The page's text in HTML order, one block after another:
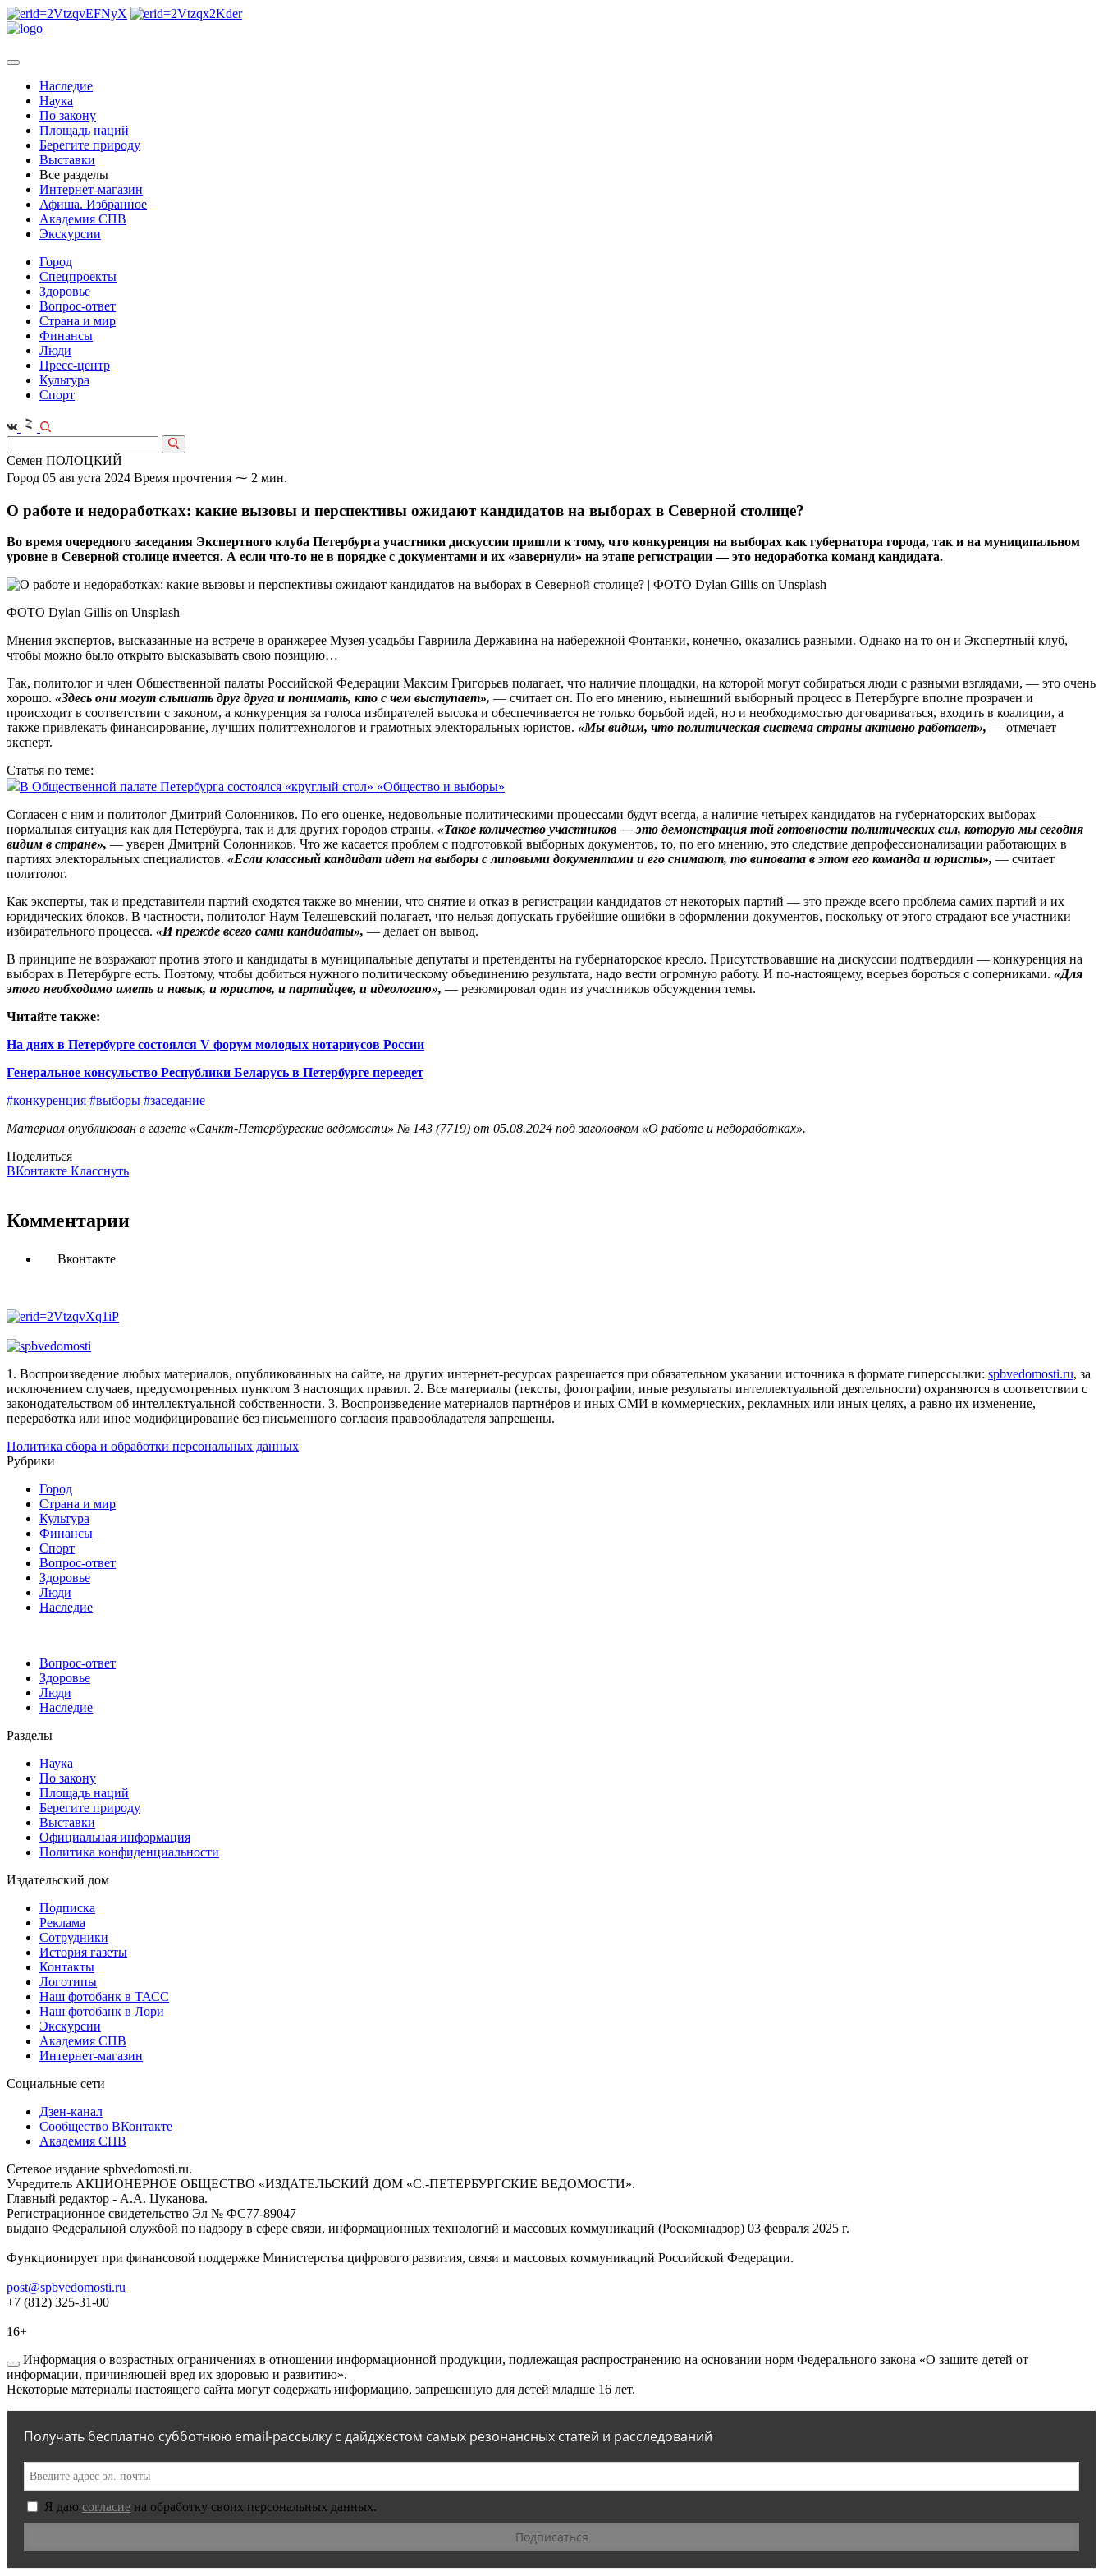
Наследие
Наука
По закону
Площадь наций
Берегите природу
Выставки
Все разделы
Интернет-магазин
Афиша. Избранное
Академия СПВ
Экскурсии
Город
Спецпроекты
Здоровье
Вопрос-ответ
Страна и мир
Финансы
Люди
Пресс-центр
Культура
Спорт
Семен ПОЛОЦКИЙ
Город 05 августа 2024 Время прочтения ⁓ 2 мин.
О работе и недоработках: какие вызовы и перспективы ожидают кандидатов на выборах в Северной столице?
Во время очередного заседания Экспертного клуба Петербурга участники дискуссии пришли к тому, что конкуренция на выборах как губернатора города, так и на муниципальном
уровне в Северной столице имеется. А если что‑то не в порядке с документами и их «завернули» на этапе регистрации — это недоработка команд кандидата.
ФОТО Dylan Gillis on Unsplash
Мнения экспертов, высказанные на встрече в оранжерее Музея-­усадьбы Гавриила Державина на набережной Фонтанки, конечно, оказались разными. Однако на то он и Экспертный клуб,
чтобы можно было открыто высказывать свою позицию…
Так, политолог и член Общественной палаты Российской Федерации Максим Григорьев полагает, что наличие площадки, на которой могут собираться люди с разными взглядами, — это очень
хорошо. «Здесь они могут слышать друг друга и понимать, кто с чем выступает», — считает он. По его мнению, нынешний выборный процесс в Петербурге вполне прозрачен и
происходит в соответствии с законом, а конкуренция за голоса избирателей высока и обеспечивается не только борьбой идей, но и необходимостью договариваться, входить в коалиции, а
также привлекать финансирование, лучших политтехнологов и грамотных электоральных юристов. «Мы видим, что политическая система страны активно работает», — отмечает
эксперт.
Статья по теме:
В Общественной палате Петербурга состоялся «круглый стол» «Общество и выборы»
Согласен с ним и политолог Дмит­рий Солонников. По его оценке, недовольные политическими процессами будут всегда, а наличие четырех кандидатов на губернаторских выборах —
нормальная ситуация как для Петербурга, так и для других городов страны. «Такое количество участников — это демонстрация той готовности политических сил, которую мы сегодня
видим в стране», — уверен Дмит­рий Солонников. Что же касается проблем с подготовкой выборных документов, то, по его мнению, это следствие депрофессионализации работающих в
партиях электоральных специалистов. «Если классный кандидат идет на выборы с липовыми документами и его снимают, то виновата в этом его команда и юристы», — считает
политолог.
Как эксперты, так и представители партий сходятся также во мнении, что снятие и отказ в регистрации кандидатов от некоторых партий — это прежде всего проблема самих партий и их
юридических блоков. В частности, политолог Наум Телешевский полагает, что нельзя допускать грубейшие ошибки в оформлении документов, поскольку от этого страдают все участники
избирательного процесса. «И преж­де всего сами кандидаты», — делает он вывод.
В принципе не возражают против этого и кандидаты в муниципальные депутаты и претенденты на губернаторское кресло. Присутствовавшие на дискуссии подтвердили — конкуренция на
выборах в Петербурге есть. Поэтому, чтобы добиться нужного политическому объединению результата, надо вести огромную работу. И по‑настоящему, всерьез бороться с соперниками. «Для
этого необходимо иметь и навык, и юрис­тов, и партийцев, и идеологию», — резюмировал один из участников обсуждения темы.
Читайте также:
На днях в Петербурге состоялся V форум молодых нотариусов России
Генеральное консульство Республики Беларусь в Петербурге переедет
#конкуренция #выборы #заседание
Материал опубликован в газете «Санкт-Петербургские ведомости» № 143 (7719) от 05.08.2024 под заголовком «О работе и недоработках».
Поделиться
ВКонтакте Класснуть
Комментарии
Вконтакте
1. Воспроизведение любых материалов, опубликованных на сайте, на других интернет-ресурсах разрешается при обязательном указании источника в формате гиперссылки: spbvedomosti.ru, за
исключением случаев, предусмотренных пунктом 3 настоящих правил. 2. Все материалы (тексты, фотографии, иные результаты интеллектуальной деятельности) охраняются в соответствии с
законодательством об интеллектуальной собственности. 3. Воспроизведение материалов партнёров и иных СМИ в коммерческих, рекламных или иных целях, а равно их изменение,
переработка или иное модифицирование без письменного согласия правообладателя запрещены.
Политика сбора и обработки персональных данных
Рубрики
Город
Страна и мир
Культура
Финансы
Спорт
Вопрос-ответ
Здоровье
Люди
Наследие
Вопрос-ответ
Здоровье
Люди
Наследие
Разделы
Наука
По закону
Площадь наций
Берегите природу
Выставки
Официальная информация
Политика конфиденциальности
Издательский дом
Подписка
Реклама
Сотрудники
История газеты
Контакты
Логотипы
Наш фотобанк в ТАСС
Наш фотобанк в Лори
Экскурсии
Академия СПВ
Интернет-магазин
Социальные сети
Дзен-канал
Сообщество ВКонтакте
Академия СПВ
Сетевое издание spbvedomosti.ru.
Учредитель АКЦИОНЕРНОЕ ОБЩЕСТВО «ИЗДАТЕЛЬСКИЙ ДОМ «С.-ПЕТЕРБУРГСКИЕ ВЕДОМОСТИ».
Главный редактор - А.А. Цуканова.
Регистрационное свидетельство Эл № ФС77-89047
выдано Федеральной службой по надзору в сфере связи, информационных технологий и массовых коммуникаций (Роскомнадзор) 03 февраля 2025 г.
Функционирует при финансовой поддержке Министерства цифрового развития, связи и массовых коммуникаций Российской Федерации.
post@spbvedomosti.ru
+7 (812) 325-31-00
16+
Информация о возрастных ограничениях в отношении информационной продукции, подлежащая распространению на основании норм Федерального закона «О защите детей от
информации, причиняющей вред их здоровью и развитию».
Некоторые материалы настоящего сайта могут содержать информацию, запрещенную для детей младше 16 лет.
Получать бесплатно субботнюю email-рассылку с дайджестом самых резонансных статей и расследований
Я даю согласие на обработку своих персональных данных.